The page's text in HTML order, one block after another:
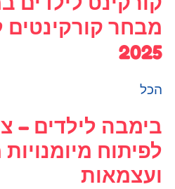
קורקינטים
לילדים –
מיומנויות